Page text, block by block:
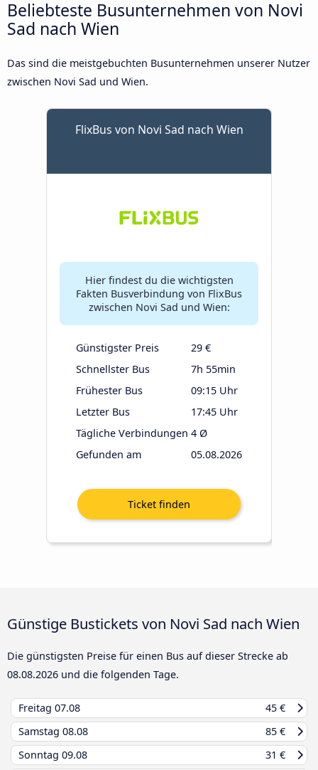
Beliebteste Busunternehmen von Novi
Sad nach Wien
Das sind die meistgebuchten Busunternehmen unserer Nutzer
zwischen Novi Sad und Wien.
FlixBus von Novi Sad nach Wien
Hier findest du die wichtigsten
Fakten Busverbindung von FlixBus
zwischen Novi Sad und Wien:
Günstigster Preis
29 €
Schnellster Bus
7h 55min
Frühester Bus
09:15 Uhr
Letzter Bus
17:45 Uhr
Tägliche Verbindungen 4 Ø
Gefunden am
05.08.2026
Günstige Bustickets von Novi Sad nach Wien
Die günstigsten Preise für einen Bus auf dieser Strecke ab
08.08.2026 und die folgenden Tage.
Freitag 07.08
45 €
Samstag 08.08
85 €
Sonntag 09.08
31 €